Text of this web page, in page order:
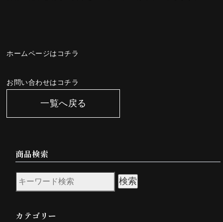
ホームページはコチラ
お問い合わせはコチラ
一覧へ戻る
商品検索
検索
カテゴリー